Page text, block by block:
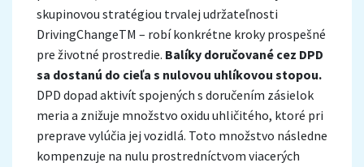
skupinovou stratégiou trvalej udržateľnosti
DrivingChangeTM – robí konkrétne kroky prospešné
pre životné prostredie. Balíky doručované cez DPD
sa dostanú do cieľa s nulovou uhlíkovou stopou.
DPD dopad aktivít spojených s doručením zásielok
meria a znižuje množstvo oxidu uhličitého, ktoré pri
preprave vylúčia jej vozidlá. Toto množstvo následne
kompenzuje na nulu prostredníctvom viacerých